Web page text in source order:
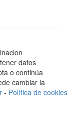
datos
o continúa
cambiar la
- Política de cookies